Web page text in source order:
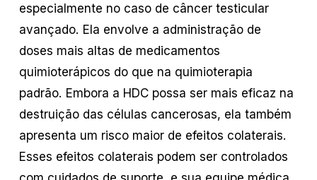
especialmente no caso de câncer testicular
avançado. Ela envolve a administração de
doses mais altas de medicamentos
quimioterápicos do que na quimioterapia
padrão. Embora a HDC possa ser mais eficaz na
destruição das células cancerosas, ela também
apresenta um risco maior de efeitos colaterais.
Esses efeitos colaterais podem ser controlados